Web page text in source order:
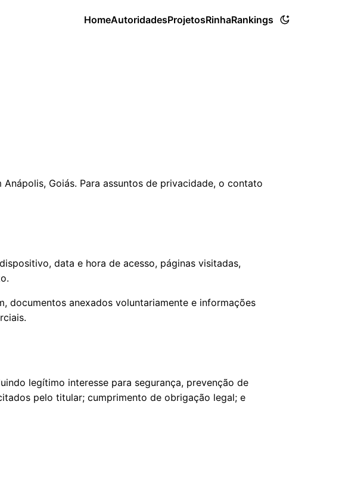
HomeAutoridadesProjetosRinhaRankings
Goiás. Para assuntos de privacidade, o contato
data e hora de acesso, páginas visitadas,
documentos anexados voluntariamente e informações
legítimo interesse para segurança, prevenção de
pelo titular; cumprimento de obrigação legal; e